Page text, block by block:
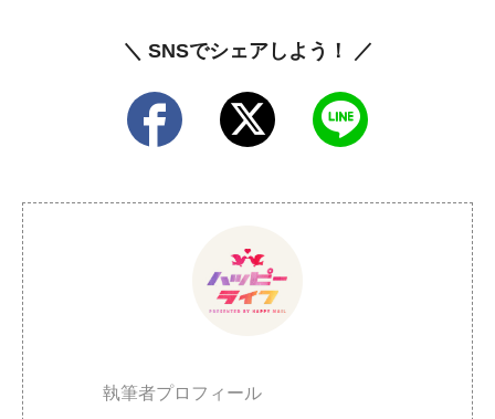
＼ SNSでシェアしよう！ ／
執筆者プロフィール